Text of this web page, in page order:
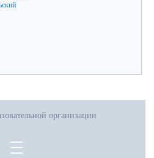
организации